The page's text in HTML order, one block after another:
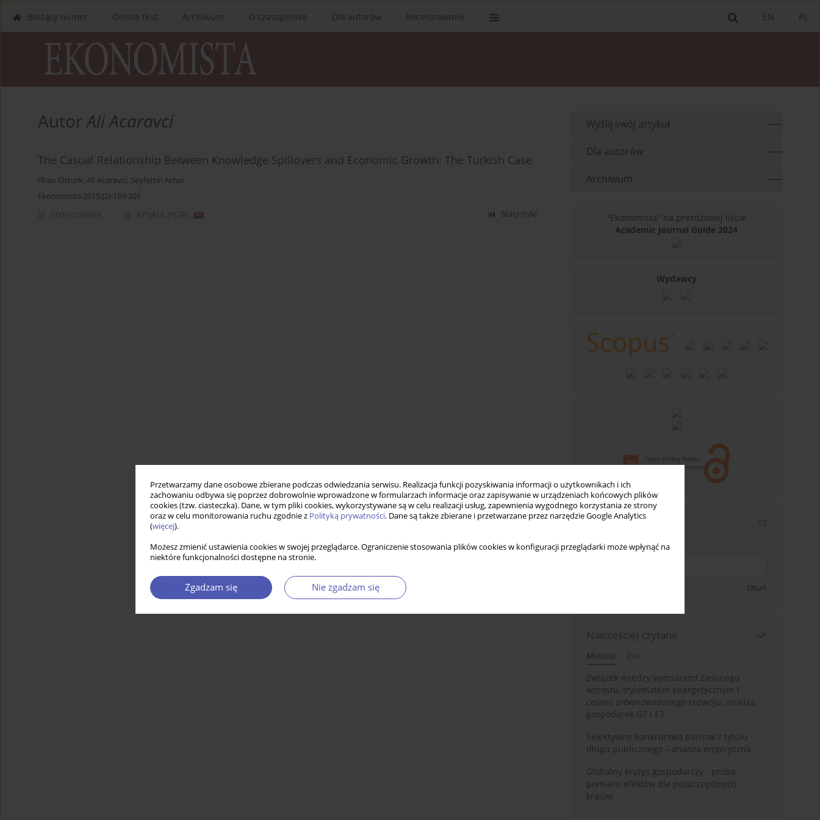
Przetwarzamy dane osobowe zbierane podczas odwiedzania serwisu. Realizacja funkcji pozyskiwania informacji o użytkownikach i ich
zachowaniu odbywa się poprzez dobrowolnie wprowadzone w formularzach informacje oraz zapisywanie w urządzeniach końcowych plików
cookies (tzw. ciasteczka). Dane, w tym pliki cookies, wykorzystywane są w celu realizacji usług, zapewnienia wygodnego korzystania ze strony
oraz w celu monitorowania ruchu zgodnie z Polityką prywatności. Dane są także zbierane i przetwarzane przez narzędzie Google Analytics
(więcej).
Możesz zmienić ustawienia cookies w swojej przeglądarce. Ograniczenie stosowania plików cookies w konfiguracji przeglądarki może wpłynąć na
niektóre funkcjonalności dostępne na stronie.
Zgadzam się Nie zgadzam się
PL
EN
Bieżący numer Online first Archiwum O czasopiśmie Dla autorów Recenzowanie
AutorAli Acaravci
The Casual Relationship Between Knowledge Spillovers and Economic Growth: The Turkish Case
Ilhan Ozturk, Ali Acaravci, Seyfettin Artan
Ekonomista 2015;(2):189-201
Streszczenie Artykuł (PDF) Statystyki
Wyślij swój artykuł
Dla autorów
Archiwum
"Ekonomista" na prestiżowej liście
Academic Journal Guide 2024
Wydawcy
Newsletter
Wpisz swój adres email
Usuń
Najczęściej czytane
Miesiąc
Związek między wymiarami zielonego
wzrostu, trylematem energetycznym i
celami zrównoważonego rozwoju: analiza
gospodarek G7 i E7
Selektywne bankructwa państw z tytułu
długu publicznego – analiza empiryczna
Globalny kryzys gospodarczy - próba
pomiaru efektów dla poszczególnych
krajów